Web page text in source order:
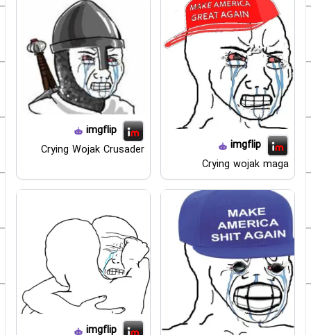
imgflip
Crying wojak maga
imgflip
Crying Wojak Crusader
imgflip